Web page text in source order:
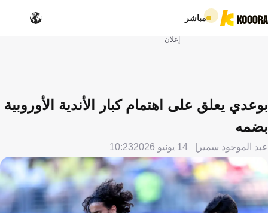
مباشر
إعلان
بوعدي يعلق على اهتمام كبار الأندية الأوروبية
بضمه
عبد الموجود سمير 14 يونيو 2026 10:23